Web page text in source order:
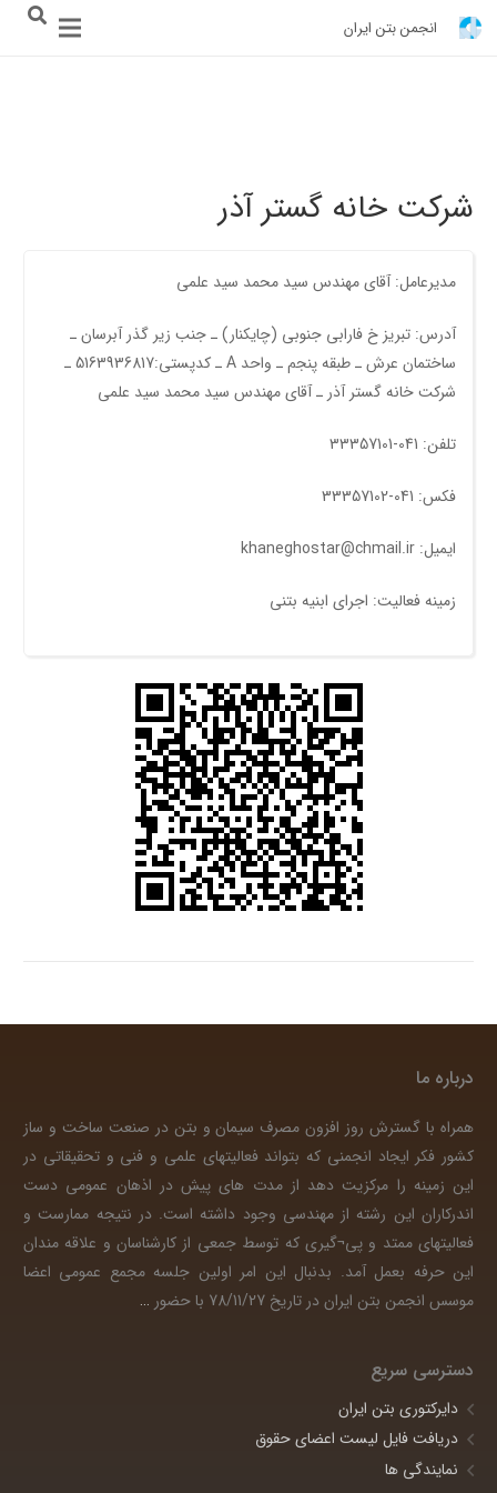
انجمن بتن ایران
شرکت خانه گستر آذر
مدیرعامل: آقای مهندس سید محمد سید علمی
آدرس: تبریز خ فارابی جنوبی (چایکنار) ـ جنب زیر گذر آبرسان ـ
ساختمان عرش ـ طبقه پنجم ـ واحد A ـ کدپستی:5163936817 ـ
شرکت خانه گستر آذر ـ آقای مهندس سید محمد سید علمی
تلفن: 041-33357101
فکس: 041-33357102
ایمیل: khaneghostar@chmail.ir
زمینه فعالیت: اجرای ابنیه بتنی
درباره ما
همراه با گسترش روز افزون مصرف سیمان و بتن در صنعت ساخت و ساز
کشور فکر ایجاد انجمنی که بتواند فعالیتهای علمی و فنی و تحقیقاتی در
این زمینه را مرکزیت دهد از مدت های پیش در اذهان عمومی دست
اندرکاران این رشته از مهندسی وجود داشته است. در نتیجه ممارست و
فعالیتهای ممتد و پی¬گیری که توسط جمعی از کارشناسان و علاقه مندان
این حرفه بعمل آمد. بدنبال این امر اولین جلسه مجمع عمومی اعضا
موسس انجمن بتن ایران در تاریخ 78/11/27 با حضور
…
دسترسی سریع
دایرکتوری بتن ایران
دریافت فایل لیست اعضای حقوق
نمایندگی ها